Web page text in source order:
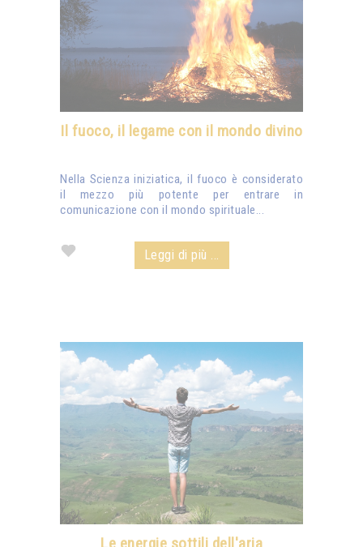
Il fuoco, il legame con il mondo divino
Nella Scienza iniziatica, il fuoco è considerato
il mezzo più potente per entrare in
comunicazione con il mondo spirituale...
Leggi di più ...